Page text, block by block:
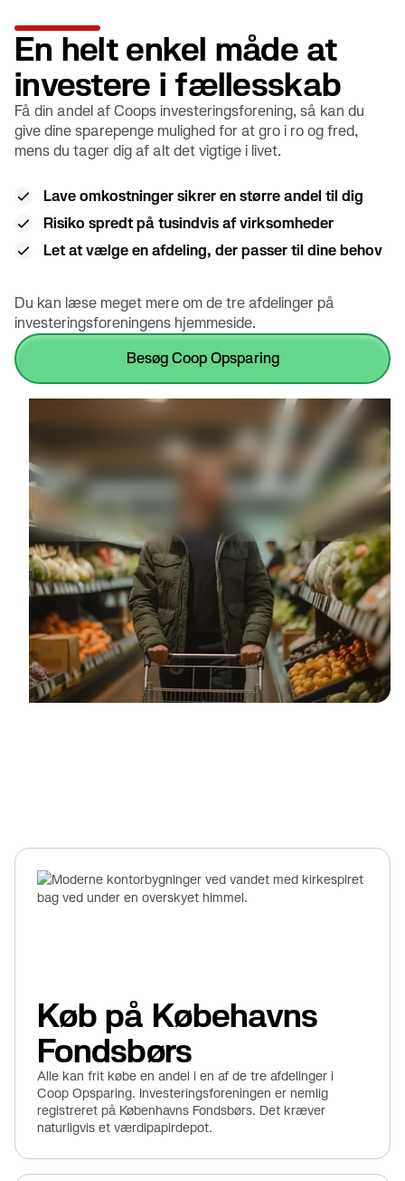
En helt enkel måde at
investere i fællesskab
Få din andel af Coops investeringsforening, så kan du
give dine sparepenge mulighed for at gro i ro og fred,
mens du tager dig af alt det vigtige i livet.
Lave omkostninger sikrer en større andel til dig
Risiko spredt på tusindvis af virksomheder
Let at vælge en afdeling, der passer til dine behov
Du kan læse meget mere om de tre afdelinger på
investeringsforeningens hjemmeside.
Besøg Coop Opsparing
Køb på Købehavns
Fondsbørs
Alle kan frit købe en andel i en af de tre afdelinger i
Coop Opsparing. Investeringsforeningen er nemlig
registreret på Københavns Fondsbørs. Det kræver
naturligvis et værdipapirdepot.